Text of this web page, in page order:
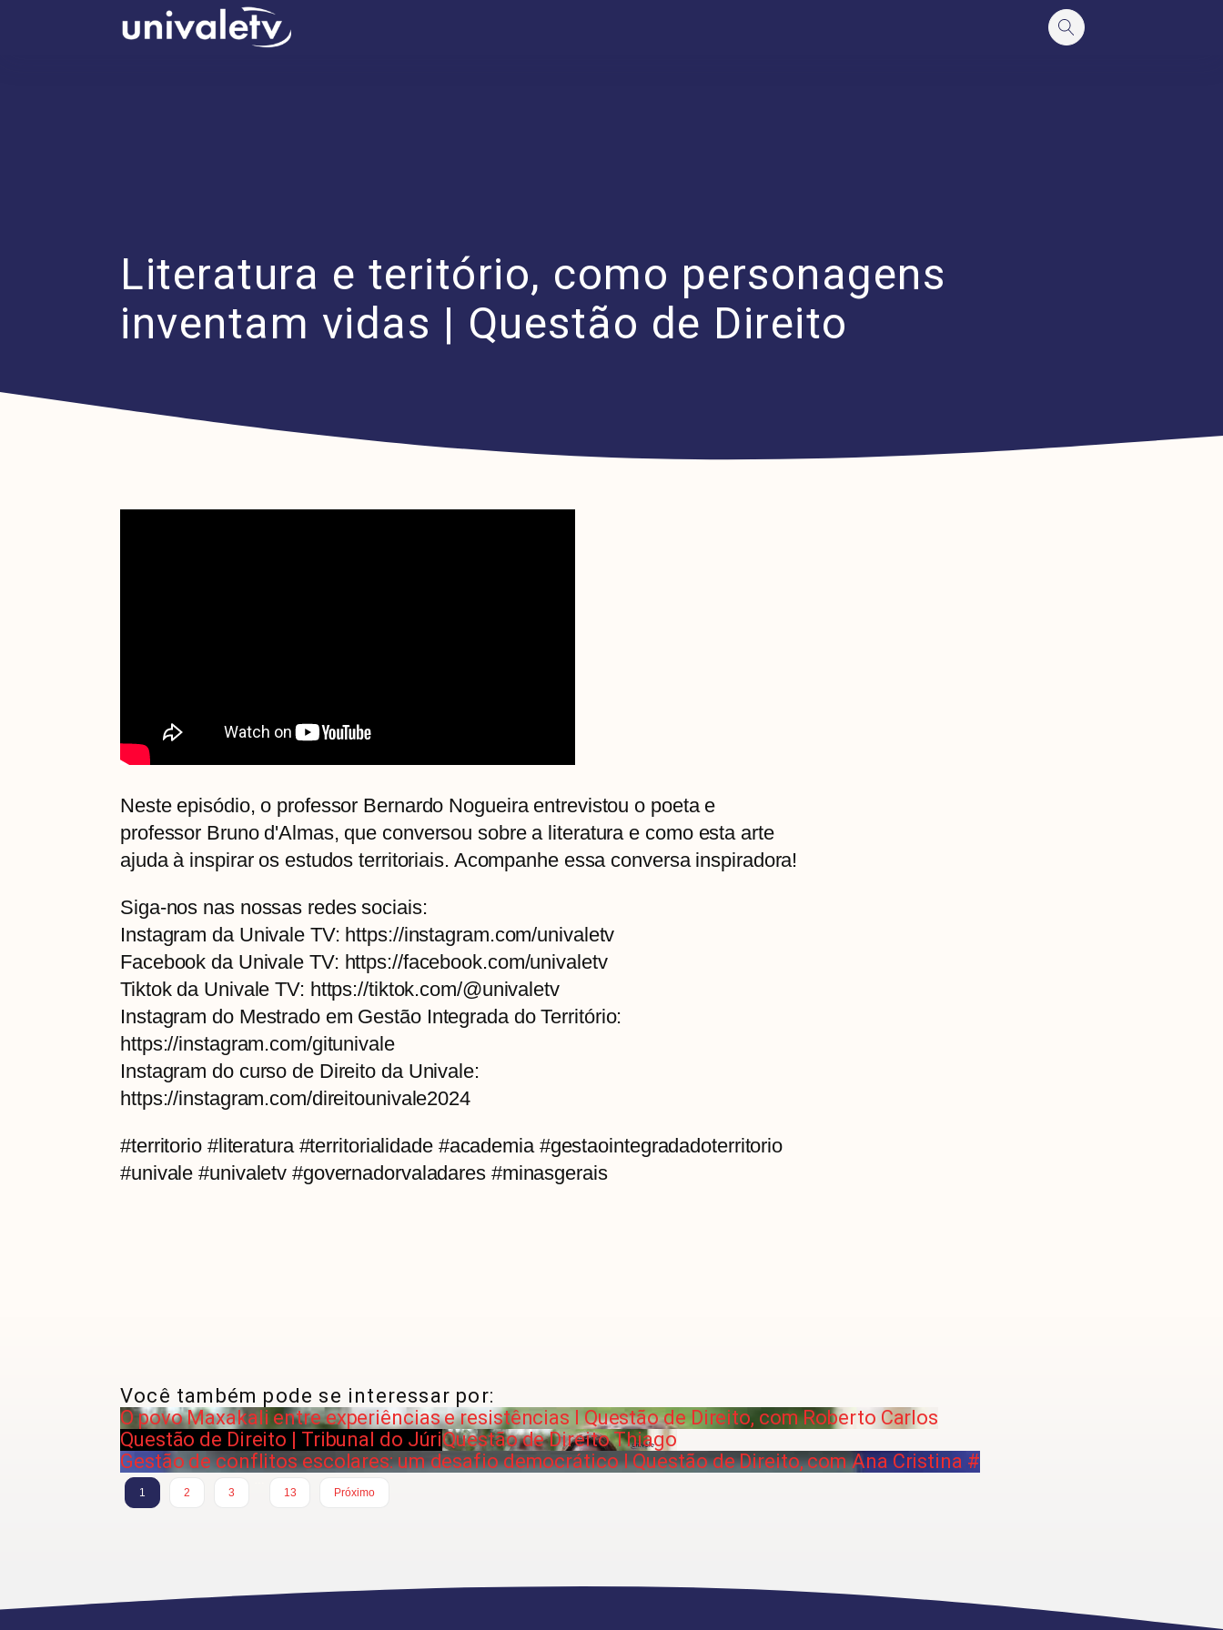
Literatura e teritório, como personagens
inventam vidas | Questão de Direito
Neste episódio, o professor Bernardo Nogueira entrevistou o poeta e
professor Bruno d'Almas, que conversou sobre a literatura e como esta arte
ajuda à inspirar os estudos territoriais. Acompanhe essa conversa inspiradora!
Siga-nos nas nossas redes sociais:
Instagram da Univale TV: https://instagram.com/univaletv
Facebook da Univale TV: https://facebook.com/univaletv
Tiktok da Univale TV: https://tiktok.com/@univaletv
Instagram do Mestrado em Gestão Integrada do Território:
https://instagram.com/gitunivale
Instagram do curso de Direito da Univale:
https://instagram.com/direitounivale2024
#territorio #literatura #territorialidade #academia #gestaointegradadoterritorio
#univale #univaletv #governadorvaladares #minasgerais
Você também pode se interessar por:
O povo Maxakali entre experiências e resistências I Questão de Direito, com Roberto Carlos
Questão de Direito | Tribunal do JúriQuestão de Direito Thiago
Gestão de conflitos escolares: um desafio democrático I Questão de Direito, com Ana Cristina #
1 2 3
13
Próximo